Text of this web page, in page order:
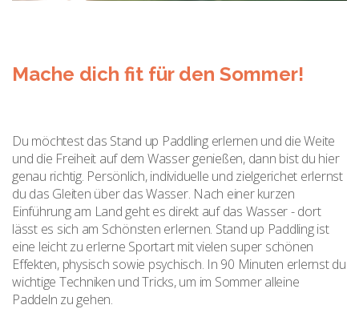
Mache dich fit für den Sommer!
Du möchtest das Stand up Paddling erlernen und die Weite
und die Freiheit auf dem Wasser genießen, dann bist du hier
genau richtig. Persönlich, individuelle und zielgerichet erlernst
du das Gleiten über das Wasser. Nach einer kurzen
Einführung am Land geht es direkt auf das Wasser - dort
lässt es sich am Schönsten erlernen. Stand up Paddling ist
eine leicht zu erlerne Sportart mit vielen super schönen
Effekten, physisch sowie psychisch. In 90 Minuten erlernst du
wichtige Techniken und Tricks, um im Sommer alleine
Paddeln zu gehen.